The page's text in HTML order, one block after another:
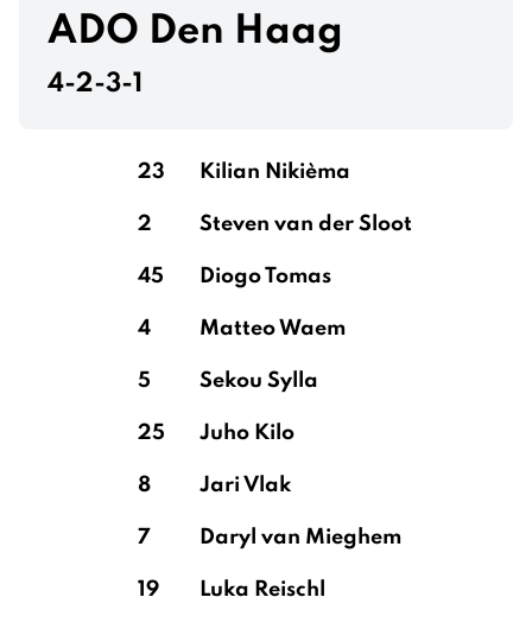
ADO Den Haag
4-2-3-1
23 Kilian Nikièma
2 Steven van der Sloot
45 Diogo Tomas
4 Matteo Waem
5 Sekou Sylla
25 Juho Kilo
8 Jari Vlak
7 Daryl van Mieghem
19 Luka Reischl